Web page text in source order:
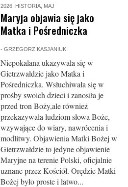
2026 HISTORIA MAJ
Maryja objawia się jako
Matka i Pośredniczka
-GRZEGORZ KASJANIUK
Niepokalana ukazywała się w
Gietrzwałdzie jako Matka i
Pośredniczka. Wsłuchiwała się w
prośby swoich dzieci i zanosiła je
przed tron Boży,ale również
przekazywała ludziom słowa Boże,
wzywające do wiary, nawrócenia i
modlitwy. Objawienia Matki Bożej w
Gietrzwałdzie to jedyne objawienie
Maryjne na terenie Polski, oficjalnie
uznane przez Kościół. Orędzie Matki
Bożej było proste i łatwo...